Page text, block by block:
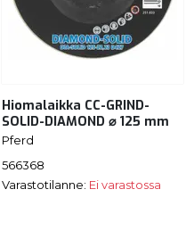
Hiomalaikka CC-GRIND-
SOLID-DIAMOND ⌀ 125 mm
Pferd
566368
Varastotilanne: Ei varastossa